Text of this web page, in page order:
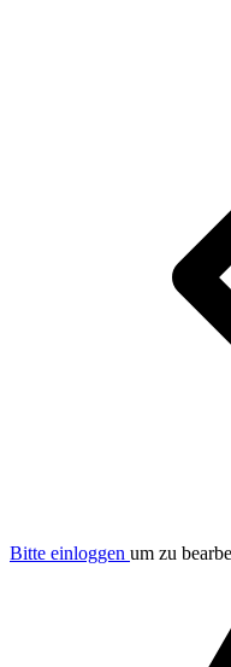
Bitte einloggen um zu